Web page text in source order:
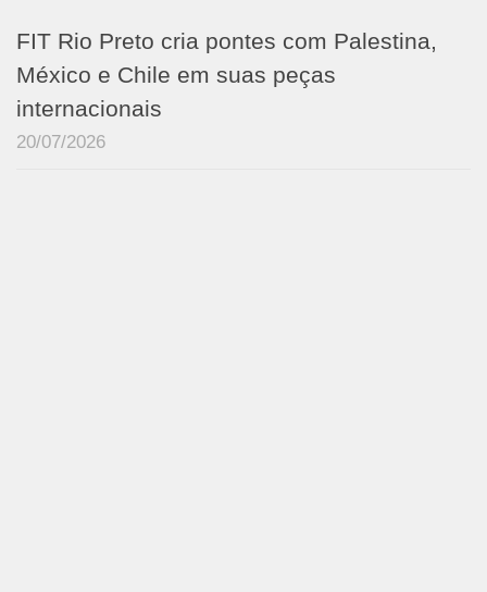
FIT Rio Preto cria pontes com Palestina,
México e Chile em suas peças
internacionais
20/07/2026